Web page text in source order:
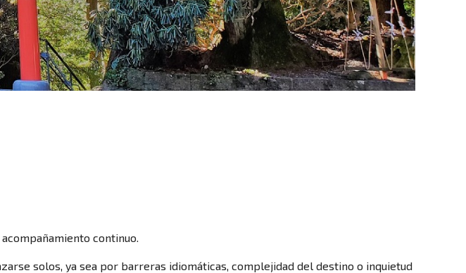
continuo.
solos, ya sea por barreras idiomáticas, complejidad del destino o inquietud